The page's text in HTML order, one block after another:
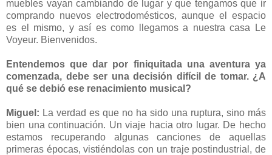
muebles vayan cambiando de lugar y que tengamos que ir
comprando nuevos electrodomésticos, aunque el espacio
es el mismo, y así es como llegamos a nuestra casa Le
Voyeur. Bienvenidos.
Entendemos que dar por finiquitada una aventura ya
comenzada, debe ser una decisión difícil de tomar. ¿A
qué se debió ese renacimiento musical?
Miguel: La verdad es que no ha sido una ruptura, sino más
bien una continuación. Un viaje hacia otro lugar. De hecho
estamos recuperando algunas canciones de aquellas
primeras épocas, vistiéndolas con un traje postindustrial, de